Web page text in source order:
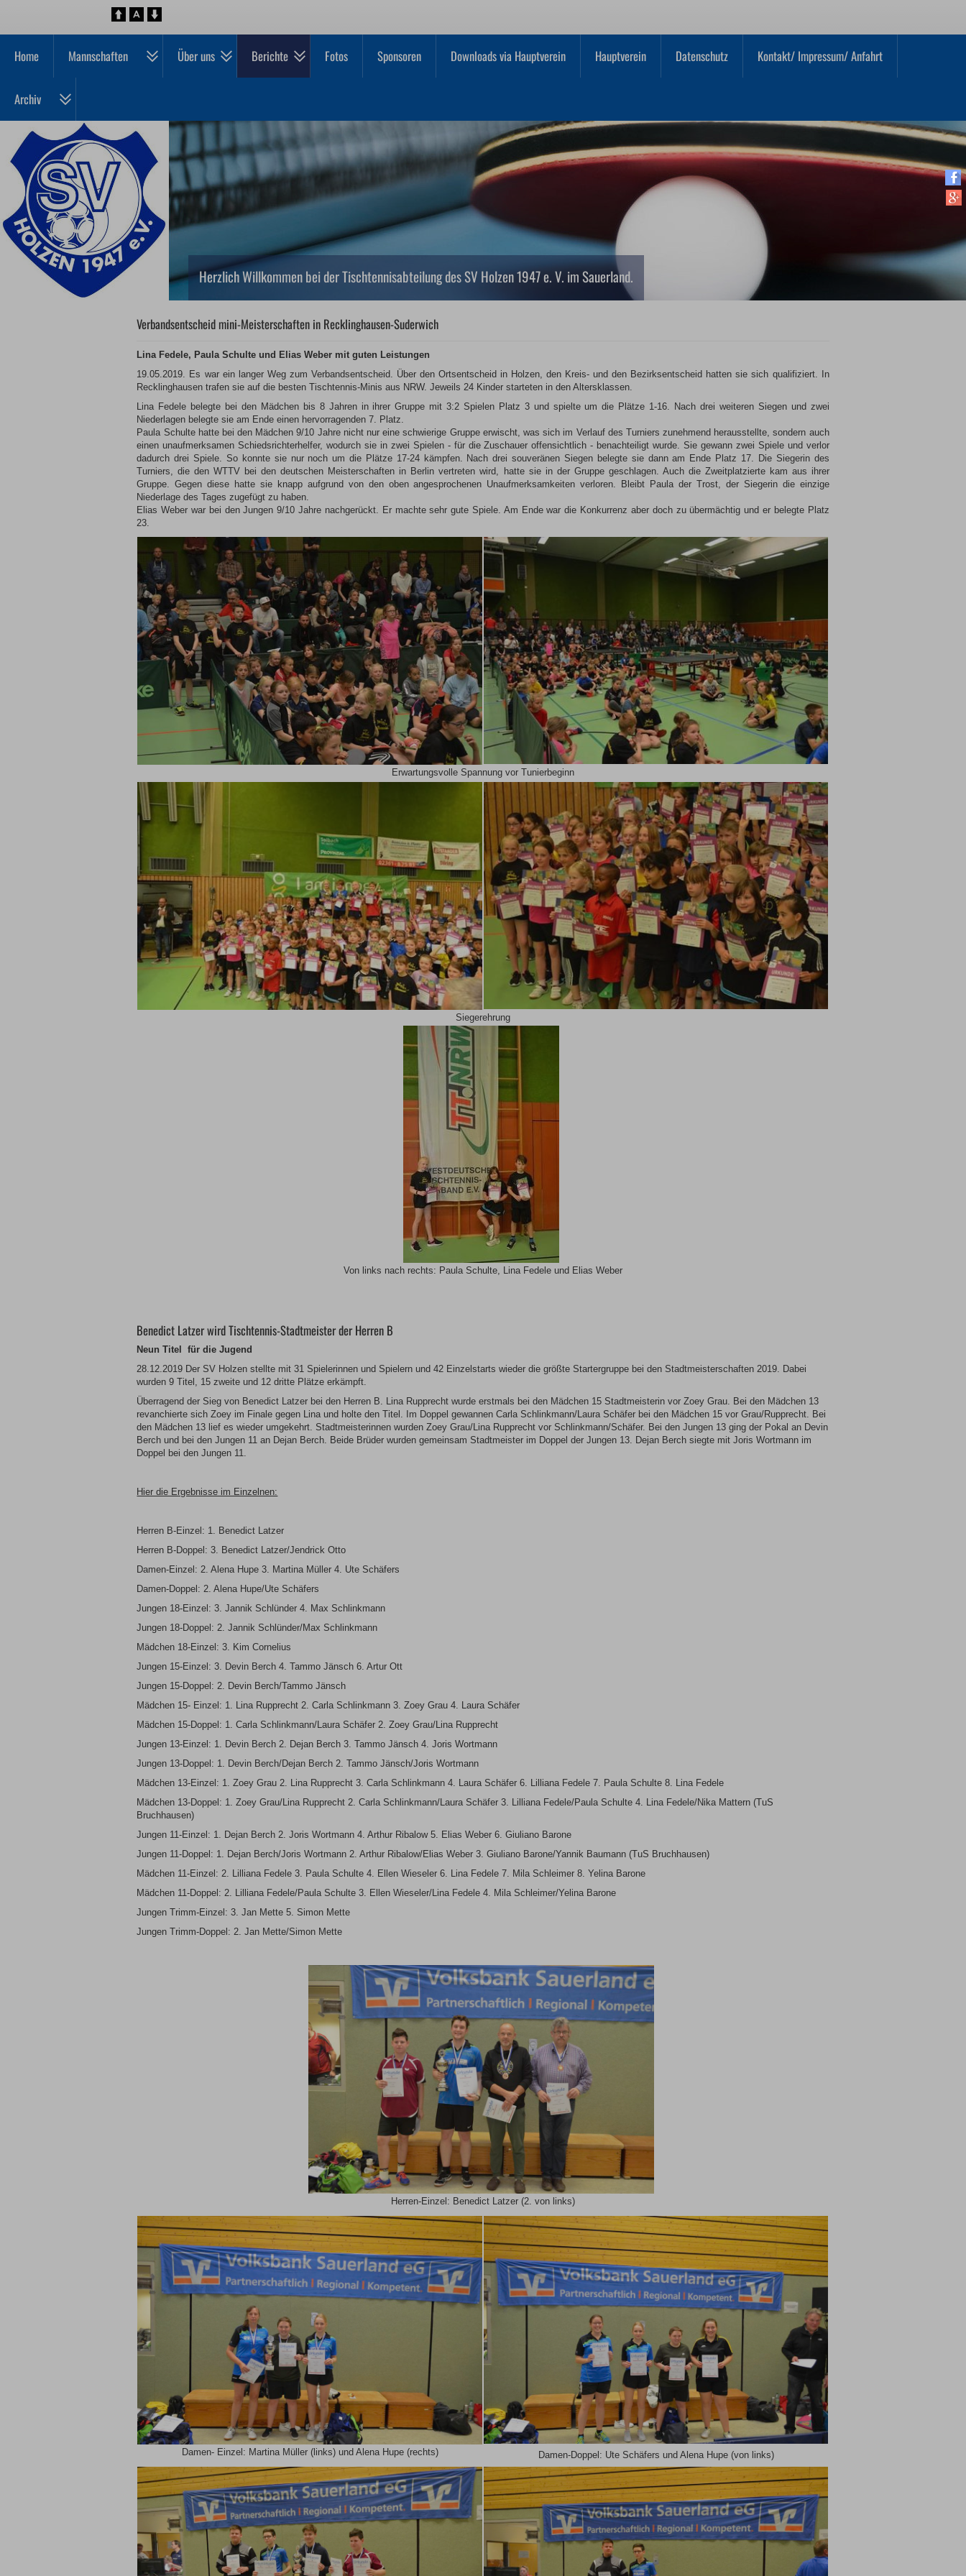
Home Mannschaften Über uns Berichte Fotos Sponsoren Downloads via Hauptverein Hauptverein Datenschutz Kontakt/ Impressum/ Anfahrt
Archiv
Herzlich Willkommen bei der Tischtennisabteilung des SV Holzen 1947 e. V. im Sauerland.
Verbandsentscheid mini-Meisterschaften in Recklinghausen-Suderwich
Lina Fedele, Paula Schulte und Elias Weber mit guten Leistungen
19.05.2019. Es war ein langer Weg zum Verbandsentscheid. Über den Ortsentscheid in Holzen, den Kreis- und den Bezirksentscheid hatten sie sich qualifiziert. In
Recklinghausen trafen sie auf die besten Tischtennis-Minis aus NRW. Jeweils 24 Kinder starteten in den Altersklassen.
Lina Fedele belegte bei den Mädchen bis 8 Jahren in ihrer Gruppe mit 3:2 Spielen Platz 3 und spielte um die Plätze 1-16. Nach drei weiteren Siegen und zwei
Niederlagen belegte sie am Ende einen hervorragenden 7. Platz.
Paula Schulte hatte bei den Mädchen 9/10 Jahre nicht nur eine schwierige Gruppe erwischt, was sich im Verlauf des Turniers zunehmend herausstellte, sondern auch
einen unaufmerksamen Schiedsrichterhelfer, wodurch sie in zwei Spielen - für die Zuschauer offensichtlich - benachteiligt wurde. Sie gewann zwei Spiele und verlor
dadurch drei Spiele. So konnte sie nur noch um die Plätze 17-24 kämpfen. Nach drei souveränen Siegen belegte sie dann am Ende Platz 17. Die Siegerin des
Turniers, die den WTTV bei den deutschen Meisterschaften in Berlin vertreten wird, hatte sie in der Gruppe geschlagen. Auch die Zweitplatzierte kam aus ihrer
Gruppe. Gegen diese hatte sie knapp aufgrund von den oben angesprochenen Unaufmerksamkeiten verloren. Bleibt Paula der Trost, der Siegerin die einzige
Niederlage des Tages zugefügt zu haben.
Elias Weber war bei den Jungen 9/10 Jahre nachgerückt. Er machte sehr gute Spiele. Am Ende war die Konkurrenz aber doch zu übermächtig und er belegte Platz
23.
Erwartungsvolle Spannung vor Tunierbeginn
Siegerehrung
Von links nach rechts: Paula Schulte, Lina Fedele und Elias Weber
Benedict Latzer wird Tischtennis-Stadtmeister der Herren B
Neun Titel für die Jugend
28.12.2019 Der SV Holzen stellte mit 31 Spielerinnen und Spielern und 42 Einzelstarts wieder die größte Startergruppe bei den Stadtmeisterschaften 2019. Dabei
wurden 9 Titel, 15 zweite und 12 dritte Plätze erkämpft.
Überragend der Sieg von Benedict Latzer bei den Herren B. Lina Rupprecht wurde erstmals bei den Mädchen 15 Stadtmeisterin vor Zoey Grau. Bei den Mädchen 13
revanchierte sich Zoey im Finale gegen Lina und holte den Titel. Im Doppel gewannen Carla Schlinkmann/Laura Schäfer bei den Mädchen 15 vor Grau/Rupprecht. Bei
den Mädchen 13 lief es wieder umgekehrt. Stadtmeisterinnen wurden Zoey Grau/Lina Rupprecht vor Schlinkmann/Schäfer. Bei den Jungen 13 ging der Pokal an Devin
Berch und bei den Jungen 11 an Dejan Berch. Beide Brüder wurden gemeinsam Stadtmeister im Doppel der Jungen 13. Dejan Berch siegte mit Joris Wortmann im
Doppel bei den Jungen 11.
Hier die Ergebnisse im Einzelnen:
Herren B-Einzel: 1. Benedict Latzer
Herren B-Doppel: 3. Benedict Latzer/Jendrick Otto
Damen-Einzel: 2. Alena Hupe 3. Martina Müller 4. Ute Schäfers
Damen-Doppel: 2. Alena Hupe/Ute Schäfers
Jungen 18-Einzel: 3. Jannik Schlünder 4. Max Schlinkmann
Jungen 18-Doppel: 2. Jannik Schlünder/Max Schlinkmann
Mädchen 18-Einzel: 3. Kim Cornelius
Jungen 15-Einzel: 3. Devin Berch 4. Tammo Jänsch 6. Artur Ott
Jungen 15-Doppel: 2. Devin Berch/Tammo Jänsch
Mädchen 15- Einzel: 1. Lina Rupprecht 2. Carla Schlinkmann 3. Zoey Grau 4. Laura Schäfer
Mädchen 15-Doppel: 1. Carla Schlinkmann/Laura Schäfer 2. Zoey Grau/Lina Rupprecht
Jungen 13-Einzel: 1. Devin Berch 2. Dejan Berch 3. Tammo Jänsch 4. Joris Wortmann
Jungen 13-Doppel: 1. Devin Berch/Dejan Berch 2. Tammo Jänsch/Joris Wortmann
Mädchen 13-Einzel: 1. Zoey Grau 2. Lina Rupprecht 3. Carla Schlinkmann 4. Laura Schäfer 6. Lilliana Fedele 7. Paula Schulte 8. Lina Fedele
Mädchen 13-Doppel: 1. Zoey Grau/Lina Rupprecht 2. Carla Schlinkmann/Laura Schäfer 3. Lilliana Fedele/Paula Schulte 4. Lina Fedele/Nika Mattern (TuS
Bruchhausen)
Jungen 11-Einzel: 1. Dejan Berch 2. Joris Wortmann 4. Arthur Ribalow 5. Elias Weber 6. Giuliano Barone
Jungen 11-Doppel: 1. Dejan Berch/Joris Wortmann 2. Arthur Ribalow/Elias Weber 3. Giuliano Barone/Yannik Baumann (TuS Bruchhausen)
Mädchen 11-Einzel: 2. Lilliana Fedele 3. Paula Schulte 4. Ellen Wieseler 6. Lina Fedele 7. Mila Schleimer 8. Yelina Barone
Mädchen 11-Doppel: 2. Lilliana Fedele/Paula Schulte 3. Ellen Wieseler/Lina Fedele 4. Mila Schleimer/Yelina Barone
Jungen Trimm-Einzel: 3. Jan Mette 5. Simon Mette
Jungen Trimm-Doppel: 2. Jan Mette/Simon Mette
Herren-Einzel: Benedict Latzer (2. von links)
Damen- Einzel: Martina Müller (links) und Alena Hupe (rechts) Damen-Doppel: Ute Schäfers und Alena Hupe (von links)